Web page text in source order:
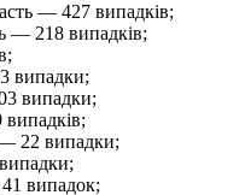
— 427 випадків;
— 218 випадків;
випадки;
випадки;
— 22 випадки;
випадок;